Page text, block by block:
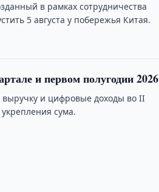
в рамках сотрудничества
5 августа у побережья Китая.
и первом полугодии 2026
выручку и цифровые доходы во II
сума.